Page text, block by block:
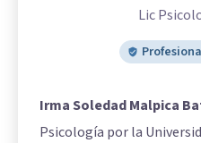
Lic
Irma Soledad Malpica
Psicología por la